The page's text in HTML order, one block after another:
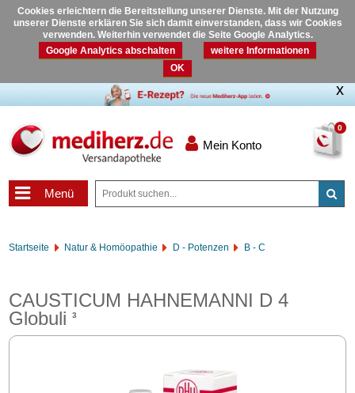
Cookies erleichtern die Bereitstellung unserer Dienste. Mit der Nutzung
unserer Dienste erklären Sie sich damit einverstanden, dass wir Cookies
verwenden. Weiterhin verwendet die Seite Google Analytics.
Google Analytics abschalten
weitere Informationen
OK
0
Mein Konto
Menü
Startseite Natur & Homöopathie D - Potenzen B - C
CAUSTICUM HAHNEMANNI D 4
Globuli3